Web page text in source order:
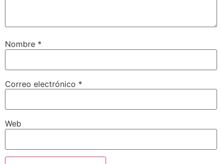
Nombre *
Correo electrónico *
Web